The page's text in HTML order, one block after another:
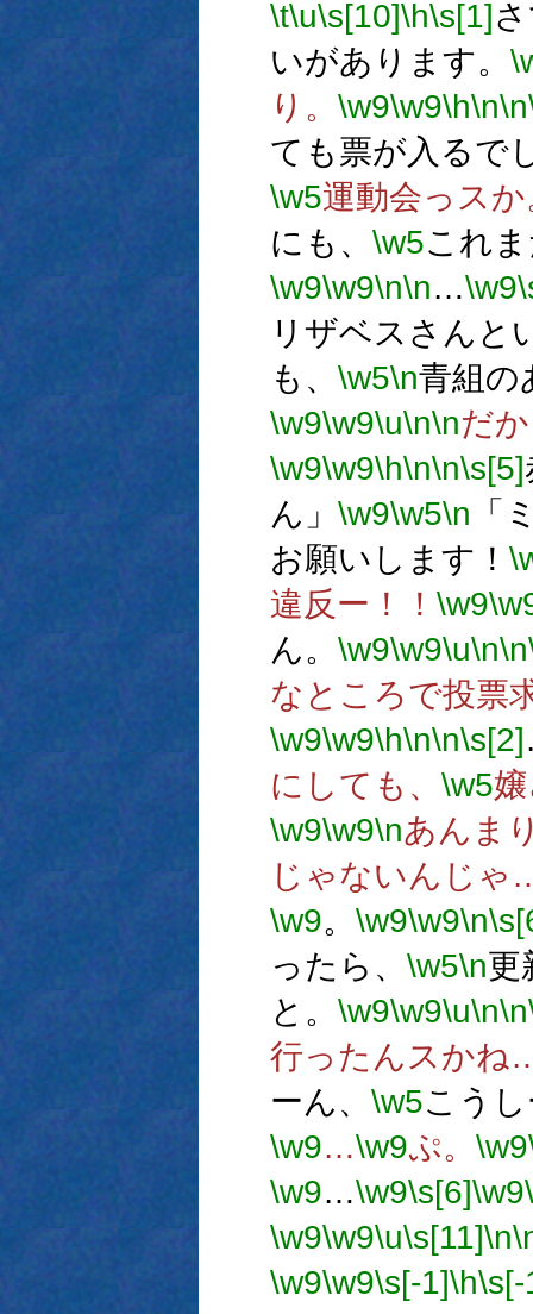
\t\u\s[10]\h\s[1]
いがあります。
り。 \w9\w9\h\n\n
ても票が入るで
\w5運動会っスか
にも、 \w5これ
\w9\w9\n\n…\w9
リザベスさんと
も、 \w5\n青組の
\w9\w9\u\n\nだ
\w9\w9\h\n\n\s[5]
ん」 \w9\w5\n 「
お願いします！
違反ー！！ \w9
ん。 \w9\w9\u\n\n
なところで投票
\w9\w9\h\n\n\s[2]
にしても、 \w5
\w9\w9\nあんま
じゃないんじゃ
\w9。 \w9\w9\n
ったら、 \w5\n更
と。 \w9\w9\u\n\n
行ったんスかね
ーん、 \w5こう
\w9…\w9ぷ。 \w9
\w9…\w9\s[6]\w9
\w9\w9\u\s[11]\n
\w9\w9\s[-1]\h\s[-